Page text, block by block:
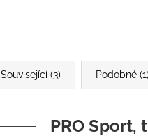
Související (3) Podobné
PRO Sport,